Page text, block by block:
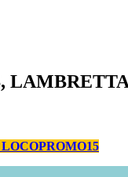
LOCOPROMO15